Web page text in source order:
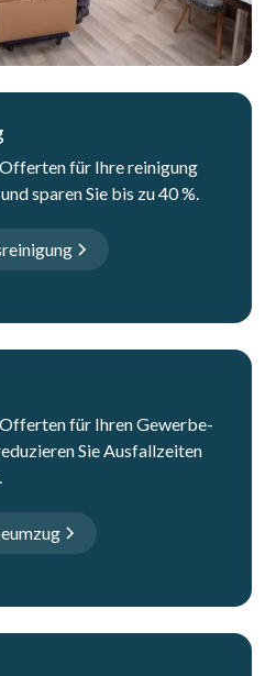
für Ihre reinigung
sparen Sie bis zu 40 %.
für Ihren Gewerbe-
Sie Ausfallzeiten